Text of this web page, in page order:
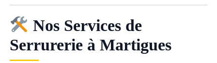
Nos Services de
Serrurerie à Martigues